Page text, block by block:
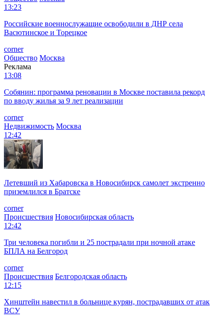
13:23
Российские военнослужащие освободили в ДНР села
Васютинское и Торецкое
corner
Общество Москва
Реклама
13:08
Собянин: программа реновации в Москве поставила рекорд
по вводу жилья за 9 лет реализации
corner
Недвижимость Москва
12:42
Летевший из Хабаровска в Новосибирск самолет экстренно
приземлился в Братске
corner
Происшествия Новосибирская область
12:42
Три человека погибли и 25 пострадали при ночной атаке
БПЛА на Белгород
corner
Происшествия Белгородская область
12:15
Хинштейн навестил в больнице курян, пострадавших от атак
ВСУ